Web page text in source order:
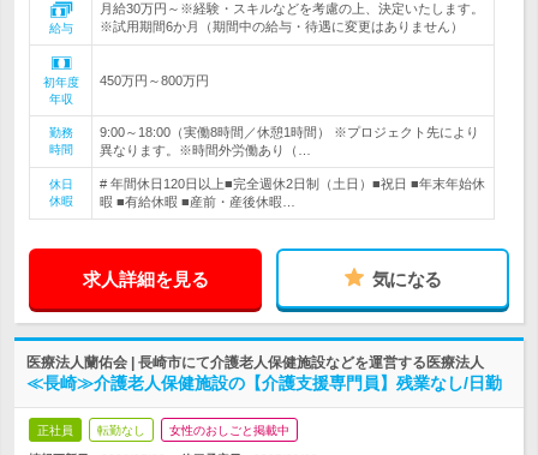
給与
月給30万円～※経験・スキルなどを考慮の上、決定いたします。
※試用期間6か月（期間中の給与・待遇に変更はありません）
初年度
年収
450万円～800万円
勤務
時間
9:00～18:00（実働8時間／休憩1時間） ※プロジェクト先により
異なります。※時間外労働あり（…
休日
休暇
# 年間休日120日以上■完全週休2日制（土日）■祝日 ■年末年始休
暇 ■有給休暇 ■産前・産後休暇…
求人詳細を見る 気になる
医療法人蘭佑会 | 長崎市にて介護老人保健施設などを運営する医療法人
≪長崎≫介護老人保健施設の【介護支援専門員】残業なし/日勤
正社員 転勤なし 女性のおしごと掲載中